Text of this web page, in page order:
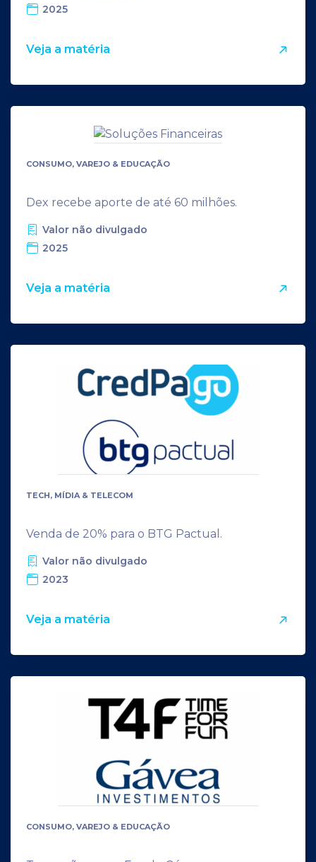
2025
Veja a matéria
CONSUMO, VAREJO & EDUCAÇÃO
Dex recebe aporte de até 60 milhões.
Valor não divulgado
2025
Veja a matéria
TECH, MÍDIA & TELECOM
Venda de 20% para o BTG Pactual.
Valor não divulgado
2023
Veja a matéria
CONSUMO, VAREJO & EDUCAÇÃO